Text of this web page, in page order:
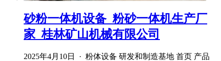
砂粉一体机设备_粉砂一体机生产厂
家_桂林矿山机械有限公司
2025年4月10日 · 粉体设备 研发和制造基地 首页 产品